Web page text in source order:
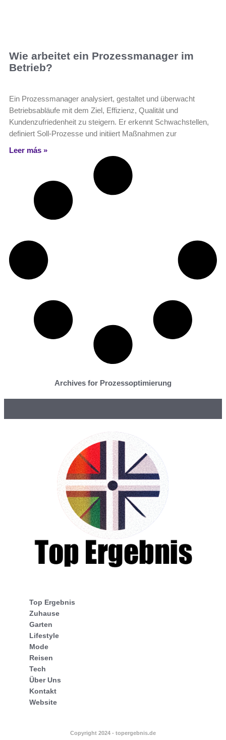
Wie arbeitet ein Prozessmanager im
Betrieb?
Ein Prozessmanager analysiert, gestaltet und überwacht
Betriebsabläufe mit dem Ziel, Effizienz, Qualität und
Kundenzufriedenheit zu steigern. Er erkennt Schwachstellen,
definiert Soll-Prozesse und initiiert Maßnahmen zur
Leer más »
Archives for Prozessoptimierung
Top Ergebnis
Zuhause
Garten
Lifestyle
Mode
Reisen
Tech
Über Uns
Kontakt
Website
Copyright 2024 - topergebnis.de